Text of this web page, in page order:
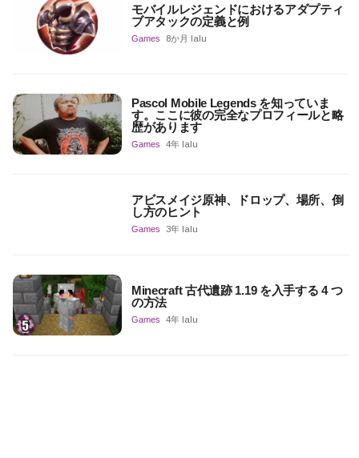
モバイルレジェンドにおけるアダプティ
ブアタックの定義と例
Games 8か月 lalu
Pascol Mobile Legends を知っていま
す。ここに彼の完全なプロフィールと略
歴があります
Games 4年 lalu
アビスメイジ原神、ドロップ、場所、倒
し方のヒント
Games 3年 lalu
Minecraft 古代遺跡 1.19 を入手する 4 つ
の方法
Games 4年 lalu